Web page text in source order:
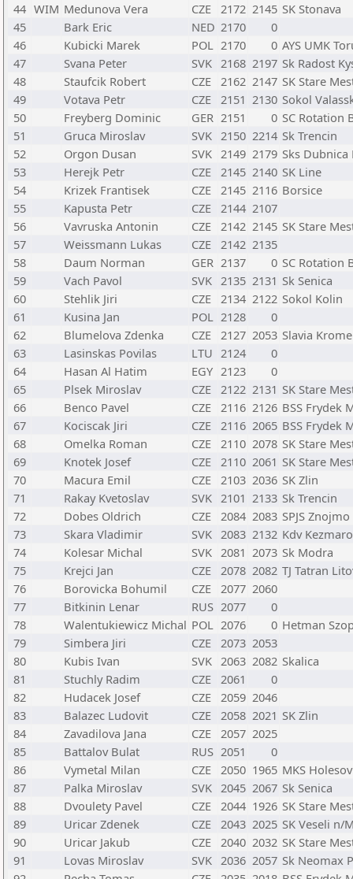
44 WIM Medunova Vera CZE 2172 2145 SK Stonava
45
Bark Eric NED 2170
0
46
Kubicki Marek POL 2170 0 AYS UMK
47
Svana Peter SVK 2168 2197 Sk Radost
48
Staufcik Robert CZE 2162 2147 SK Stare
49
Votava Petr CZE 2151 2130 Sokol
50
Freyberg Dominic GER 2151 0 SC Rotation
51
Gruca Miroslav SVK 2150 2214 Sk Trencin
52
Orgon Dusan SVK 2149 2179 Sks Dubnica
53
Herejk Petr CZE 2145 2140 SK Line
54
Krizek Frantisek CZE 2145 2116 Borsice
55
Kapusta Petr CZE 2144 2107
56
Vavruska Antonin CZE 2142 2145 SK Stare
57
Weissmann Lukas CZE 2142 2135
58
Daum Norman GER 2137 0 SC Rotation
59
Vach Pavol SVK 2135 2131 Sk Senica
60
Stehlik Jiri CZE 2134 2122 Sokol Kolin
61
Kusina Jan POL 2128
0
62
Blumelova Zdenka CZE 2127 2053 Slavia
63
Lasinskas Povilas LTU 2124
0
64
Hasan Al Hatim EGY 2123
0
65
Plsek Miroslav CZE 2122 2131 SK Stare
66
Benco Pavel CZE 2116 2126 BSS Frydek
67
Kociscak Jiri CZE 2116 2065 BSS Frydek
68
Omelka Roman CZE 2110 2078 SK Stare
69
Knotek Josef CZE 2110 2061 SK Stare
70
Macura Emil CZE 2103 2036 SK Zlin
71
Rakay Kvetoslav SVK 2101 2133 Sk Trencin
72
Dobes Oldrich CZE 2084 2083 SPJS Znojmo
73
Skara Vladimir SVK 2083 2132 Kdv
74
Kolesar Michal SVK 2081 2073 Sk Modra
75
Krejci Jan CZE 2078 2082 TJ Tatran
76
Borovicka Bohumil CZE 2077 2060
77
Bitkinin Lenar RUS 2077
0
78
Walentukiewicz Michal POL 2076 0 Hetman
79
Simbera Jiri CZE 2073 2053
80
Kubis Ivan SVK 2063 2082 Skalica
81
Stuchly Radim CZE 2061
0
82
Hudacek Josef CZE 2059 2046
83
Balazec Ludovit CZE 2058 2021 SK Zlin
84
Zavadilova Jana CZE 2057 2025
85
Battalov Bulat RUS 2051
0
86
Vymetal Milan CZE 2050 1965 MKS Holesov
87
Palka Miroslav SVK 2045 2067 Sk Senica
88
Dvoulety Pavel CZE 2044 1926 SK Stare
89
Uricar Zdenek CZE 2043 2025 SK Veseli n/
90
Uricar Jakub CZE 2040 2032 SK Stare
91
Lovas Miroslav SVK 2036 2057 Sk Neomax